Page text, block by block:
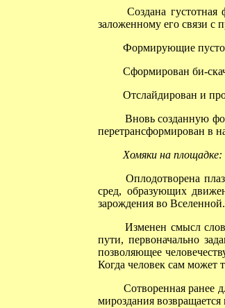
Создана густотная
заложенному его связи с
Формирующие
Сформирован би-
Отслайдирован и
Вновь созданную
перетрансформирован в
Хомяки на площадке:
Оплодотворена
сред, образующих
зарождения во Вселенной.
Изменен смысл
пути, первоначально
позволяющее
Когда человек сам может
Сотворенная ранее
мироздания